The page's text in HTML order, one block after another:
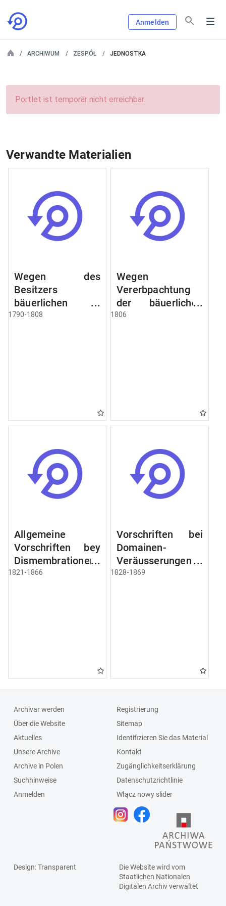
Anmelden
ARCHIWUM ZESPÓŁ JEDNOSTKA
Portlet ist temporär nicht erreichbar.
Verwandte Materialien
Wegen des
Besitzers
bäuerlichen
Grundstücke, den
1790-1808
Wegen
Vererbpachtung
der bäuerlichen
Grundstücke und
1806
Allgemeine
Vorschriften bey
Dismembrationen
Domainen-
1821-1866
Vorschriften bei
Domainen-
Veräusserungen
und
1828-1869
Archivar werden
Über die Website
Aktuelles
Unsere Archive
Archive in Polen
Suchhinweise
Anmelden
Registrierung
Sitemap
Identifizieren Sie das Material
Kontakt
Zugänglichkeitserklärung
Datenschutzrichtlinie
Włącz nowy slider
Design: Transparent
Die Website wird vom
Staatlichen Nationalen
Digitalen Archivverwaltet